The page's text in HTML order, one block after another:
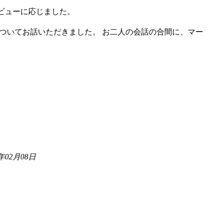
ーに応じました。
いてお話いただきました。 お二人の会話の合間に、マー
02月08日